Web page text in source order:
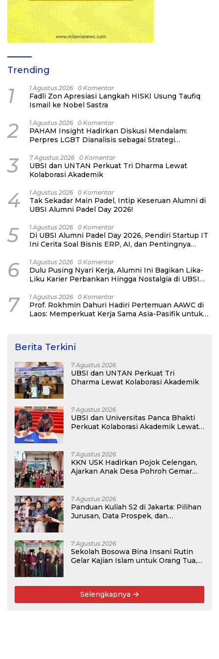
Trending
1 1 Agustus 2026 0 Komentar
Fadli Zon Apresiasi Langkah HISKI Usung Taufiq
Ismail ke Nobel Sastra
2 1 Agustus 2026 0 Komentar
PAHAM Insight Hadirkan Diskusi Mendalam:
Perpres LGBT Dianalisis sebagai Strategi
3 7 Agustus 2026 0 Komentar
UBSI dan UNTAN Perkuat Tri Dharma Lewat
Kolaborasi Akademik
4 1 Agustus 2026 0 Komentar
Tak Sekadar Main Padel, Intip Keseruan Alumni di
UBSI Alumni Padel Day 2026!
5 1 Agustus 2026 0 Komentar
Di UBSI Alumni Padel Day 2026, Pendiri Startup IT
Ini Cerita Soal Bisnis ERP, AI, dan Pentingnya
6 1 Agustus 2026 0 Komentar
Dulu Pusing Nyari Kerja, Alumni Ini Bagikan Lika-
Liku Karier Perbankan Hingga Nostalgia di UBSI
7 1 Agustus 2026 0 Komentar
Prof. Rokhmin Dahuri Hadiri Pertemuan AAWC di
Laos: Memperkuat Kerja Sama Asia-Pasifik untuk
Berita Terkini
7 Agustus 2026
UBSI dan UNTAN Perkuat Tri
Dharma Lewat Kolaborasi Akademik
7 Agustus 2026
UBSI dan Universitas Panca Bhakti
Perkuat Kolaborasi Akademik Lewat
7 Agustus 2026
KKN USK Hadirkan Pojok Celengan,
Ajarkan Anak Desa Pohroh Gemar
7 Agustus 2026
Panduan Kuliah S2 di Jakarta: Pilihan
Jurusan, Data Prospek, dan
7 Agustus 2026
Sekolah Bosowa Bina Insani Rutin
Gelar Kajian Islam untuk Orang Tua,
Selengkapnya